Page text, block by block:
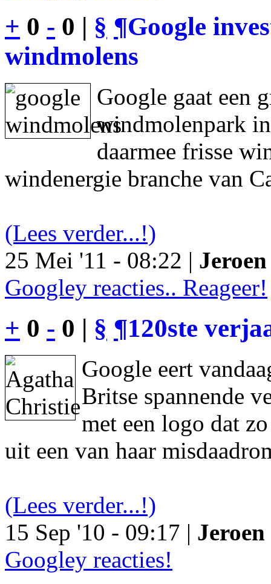
+ 0 - 0 | § ¶Google
windmolens
Google gaat een
windmolenpark
daarmee frisse
windenergie branche van
(Lees verder...!)
25 Mei '11 - 08:22 |
Googley reacties.. Reageer!
+ 0 - 0 | § ¶120ste
Google eert
Britse spannende
met een logo dat
uit een van haar
(Lees verder...!)
15 Sep '10 - 09:17 |
Googley reacties!